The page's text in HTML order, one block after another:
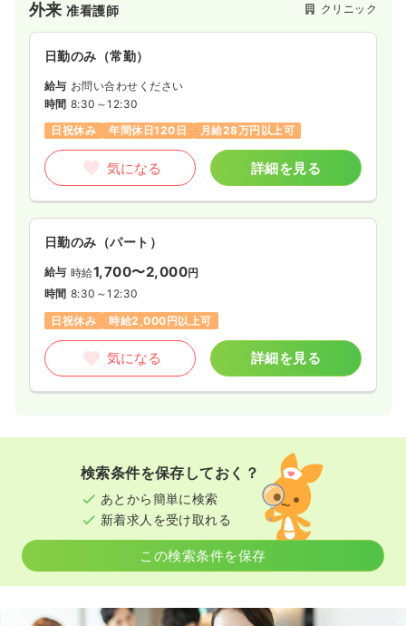
外来准看護師 クリニック
日勤のみ（常勤）
給与 お問い合わせください
時間 8:30～12:30
日祝休み
年間休日120日 月給28万円以上可
気になる 詳細を見る
日勤のみ（パート）
給与 時給1,700〜2,000円
時間 8:30～12:30
日祝休み
時給2,000円以上可
気になる 詳細を見る
検索条件を保存しておく？
あとから簡単に検索
新着求人を受け取れる
この検索条件を保存